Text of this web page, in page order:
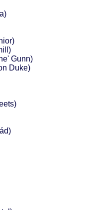
Gunn)
Duke)